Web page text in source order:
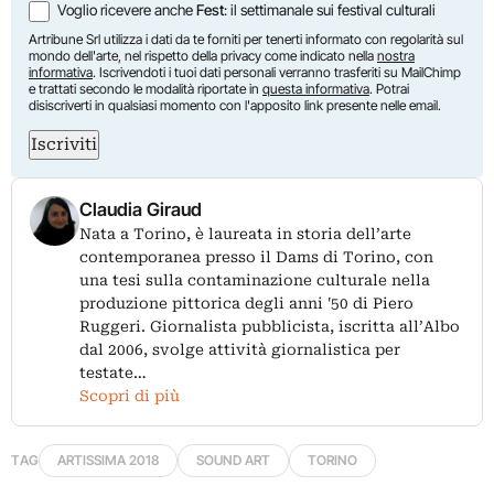
Voglio ricevere ancheFest: il settimanale sui festival culturali
Artribune Srl utilizza i dati da te forniti per tenerti informato con regolarità sul
mondo dell'arte, nel rispetto della privacy come indicato nella nostra
informativa. Iscrivendoti i tuoi dati personali verranno trasferiti su MailChimp
e trattati secondo le modalità riportate in questa informativa. Potrai
disiscriverti in qualsiasi momento con l'apposito link presente nelle email.
Iscriviti
Claudia Giraud
Nata a Torino, è laureata in storia dell’arte
contemporanea presso il Dams di Torino, con
una tesi sulla contaminazione culturale nella
produzione pittorica degli anni '50 di Piero
Ruggeri. Giornalista pubblicista, iscritta all’Albo
dal 2006, svolge attività giornalistica per
testate…
Scopri di più
TAG ARTISSIMA 2018 SOUND ART TORINO